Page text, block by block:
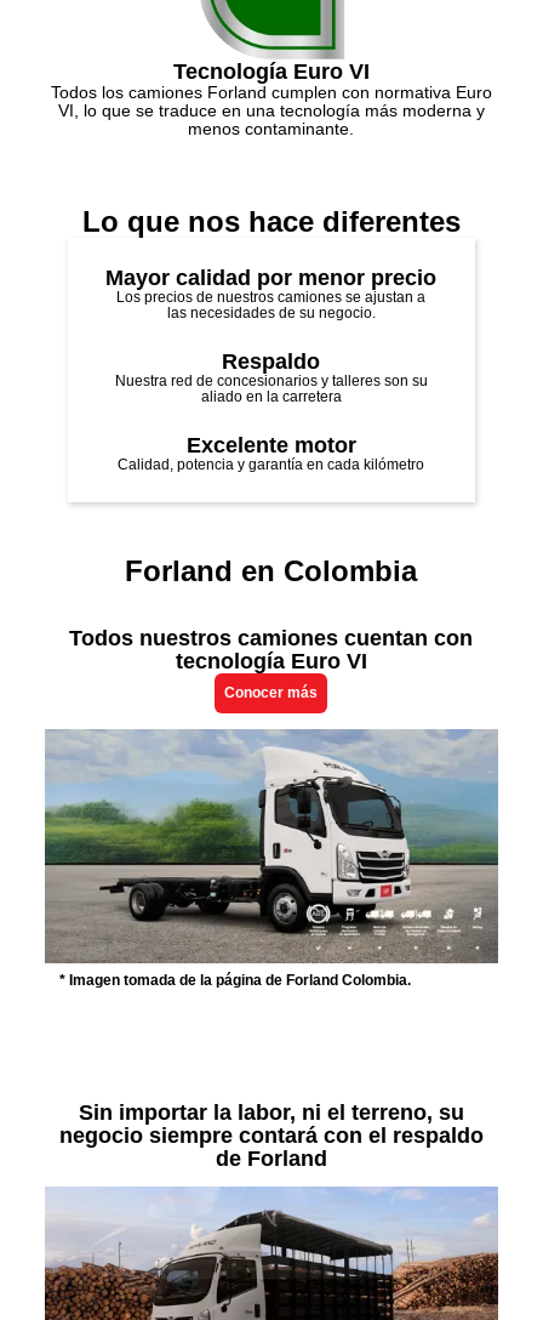
Tecnología Euro VI
Todos los camiones Forland cumplen con normativa Euro
VI, lo que se traduce en una tecnología más moderna y
menos contaminante.
Lo que nos hace diferentes
Mayor calidad por menor precio
Los precios de nuestros camiones se ajustan a
las necesidades de su negocio.
Respaldo
Nuestra red de concesionarios y talleres son su
aliado en la carretera
Excelente motor
Calidad, potencia y garantía en cada kilómetro
Forland en Colombia
Todos nuestros camiones cuentan con
tecnología Euro VI
Conocer más
* Imagen tomada de la página de Forland Colombia.
Sin importar la labor, ni el terreno, su
negocio siempre contará con el respaldo
de Forland